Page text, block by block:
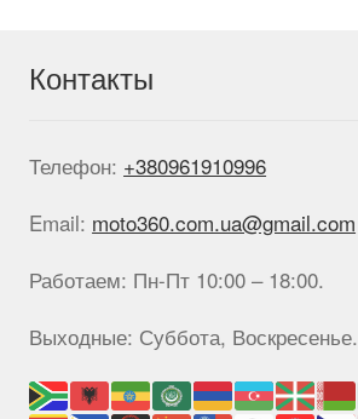
Контакты
Телефон: +380961910996
Email: moto360.com.ua@gmail.com
Работаем: Пн-Пт 10:00 – 18:00.
Выходные: Суббота, Воскресенье.